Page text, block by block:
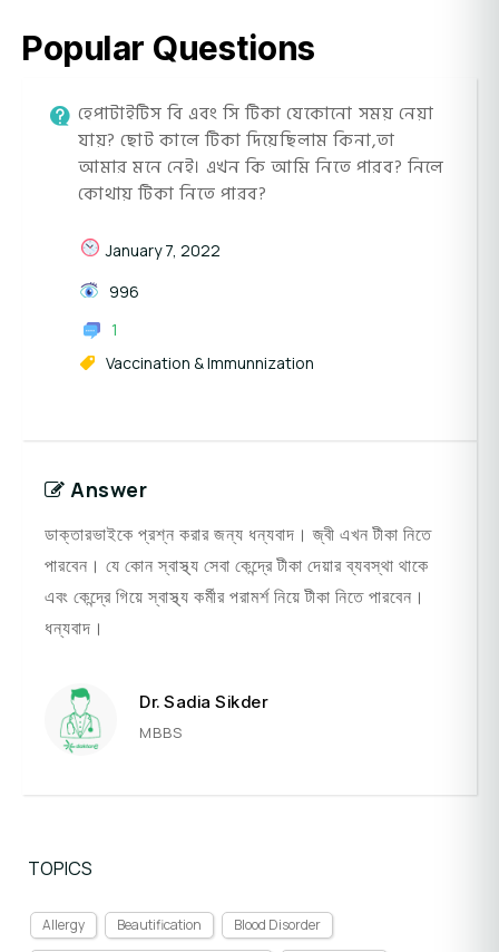
Popular Questions
হেপাটাইটিস বি এবং সি টিকা যেকোনো সময় নেয়া
যায়? ছোট কালে টিকা দিয়েছিলাম কিনা,তা
আমার মনে নেই। এখন কি আমি নিতে পারব? নিলে
কোথায় টিকা নিতে পারব?
January 7, 2022
996
1
Vaccination & Immunnization
Answer
ডাক্তারভাইকে প্রশ্ন করার জন্য ধন্যবাদ। জ্বী এখন টীকা নিতে
পারবেন। যে কোন স্বাস্থ্য সেবা কেন্দ্রে টীকা দেয়ার ব্যবস্থা থাকে
এবং কেন্দ্রে গিয়ে স্বাস্থ্য কর্মীর পরামর্শ নিয়ে টীকা নিতে পারবেন।
ধন্যবাদ।
Dr. Sadia Sikder
MBBS
TOPICS
Allergy Beautification
Blood Disorder